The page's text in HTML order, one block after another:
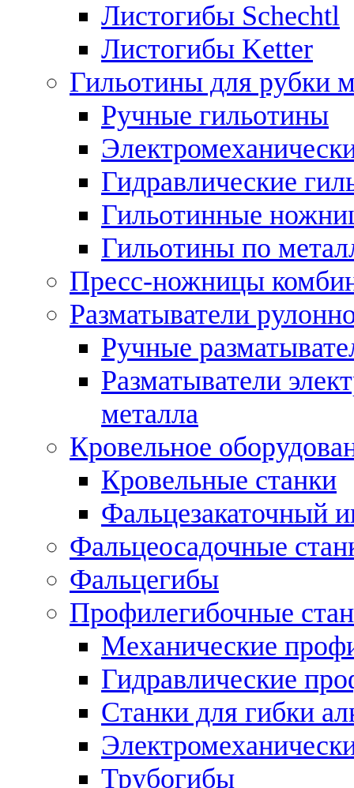
Листогибы Schechtl
Листогибы Ketter
Гильотины для рубки
Ручные гильотины
Гидравлические
Гильотинные
Гильотины по
Пресс-ножницы
Разматыватели
Ручные
Разматыватели
металла
Кровельное
Кровельные станки
Фальцезакаточный
Фальцеосадочные
Фальцегибы
Профилегибочные
Механические
Гидравлические
Станки для гибки
Трубогибы